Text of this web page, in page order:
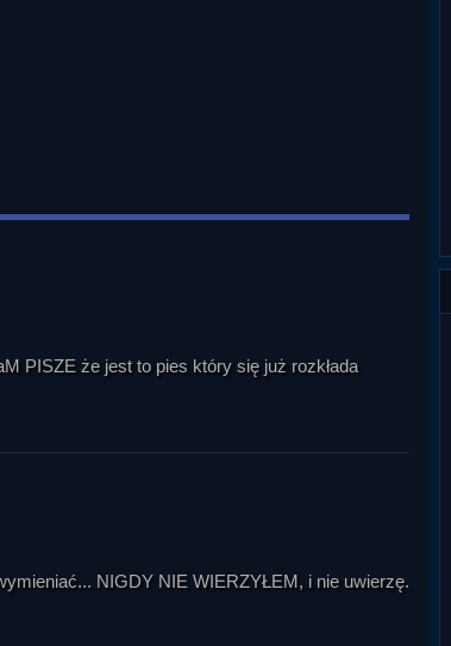
PISZE że jest to pies który się już rozkłada
NIGDY NIE WIERZYŁEM, i nie uwierzę.